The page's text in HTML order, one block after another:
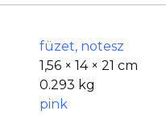
füzet, notesz
1,56 × 14 × 21 cm
0.293 kg
pink